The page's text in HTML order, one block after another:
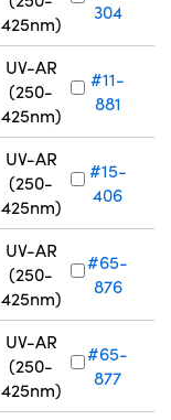
425nm)
304
UV-AR
(250-
425nm)
#11-
881
UV-AR
(250-
425nm)
#15-
406
UV-AR
(250-
425nm)
#65-
876
UV-AR
(250-
425nm)
#65-
877